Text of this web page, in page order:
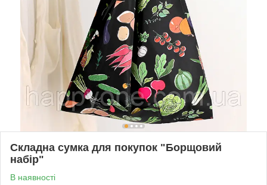
Складна сумка для покупок "Борщовий
набір"
В наявності